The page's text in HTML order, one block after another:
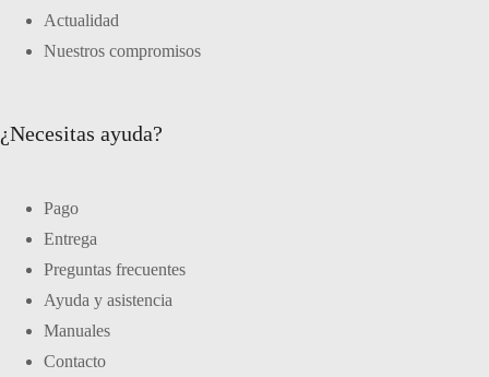
Actualidad
Nuestros compromisos
¿Necesitas ayuda?
Pago
Entrega
Preguntas frecuentes
Ayuda y asistencia
Manuales
Contacto